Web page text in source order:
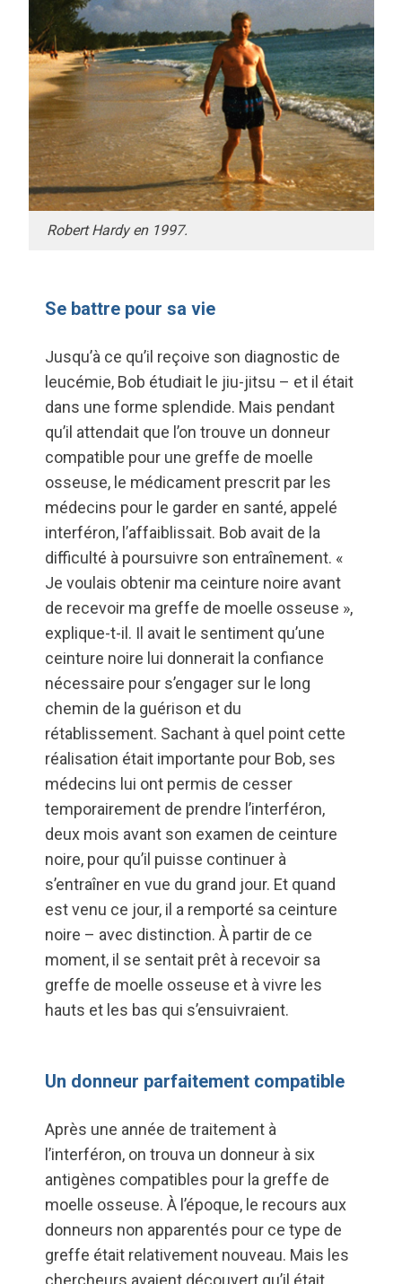
Robert Hardy en 1997.
Se battre pour sa vie
Jusqu’à ce qu’il reçoive son diagnostic de
leucémie, Bob étudiait le jiu-jitsu – et il était
dans une forme splendide. Mais pendant
qu’il attendait que l’on trouve un donneur
compatible pour une greffe de moelle
osseuse, le médicament prescrit par les
médecins pour le garder en santé, appelé
interféron, l’affaiblissait. Bob avait de la
difficulté à poursuivre son entraînement. «
Je voulais obtenir ma ceinture noire avant
de recevoir ma greffe de moelle osseuse »,
explique-t-il. Il avait le sentiment qu’une
ceinture noire lui donnerait la confiance
nécessaire pour s’engager sur le long
chemin de la guérison et du
rétablissement. Sachant à quel point cette
réalisation était importante pour Bob, ses
médecins lui ont permis de cesser
temporairement de prendre l’interféron,
deux mois avant son examen de ceinture
noire, pour qu’il puisse continuer à
s’entraîner en vue du grand jour. Et quand
est venu ce jour, il a remporté sa ceinture
noire – avec distinction. À partir de ce
moment, il se sentait prêt à recevoir sa
greffe de moelle osseuse et à vivre les
hauts et les bas qui s’ensuivraient.
Un donneur parfaitement compatible
Après une année de traitement à
l’interféron, on trouva un donneur à six
antigènes compatibles pour la greffe de
moelle osseuse. À l’époque, le recours aux
donneurs non apparentés pour ce type de
greffe était relativement nouveau. Mais les